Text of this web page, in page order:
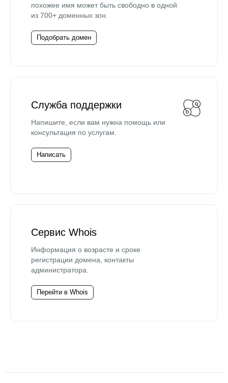
похожее имя может быть свободно в одной
из 700+ доменных зон.
Подобрать домен
Служба поддержки
Напишите, если вам нужна помощь или
консультация по услугам.
Написать
Сервис Whois
Информация о возрасте и сроке
регистрации домена, контакты
администратора.
Перейти в Whois